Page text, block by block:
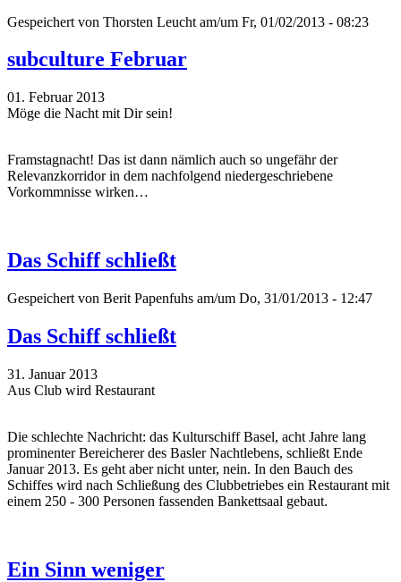
Gespeichert von Thorsten Leucht am/um Fr, 01/02/2013 - 08:23
subculture Februar
01. Februar 2013
Möge die Nacht mit Dir sein!
Framstagnacht! Das ist dann nämlich auch so ungefähr der
Relevanzkorridor in dem nachfolgend niedergeschriebene
Vorkommnisse wirken…
Das Schiff schließt
Gespeichert von Berit Papenfuhs am/um Do, 31/01/2013 - 12:47
Das Schiff schließt
31. Januar 2013
Aus Club wird Restaurant
Die schlechte Nachricht: das Kulturschiff Basel, acht Jahre lang
prominenter Bereicherer des Basler Nachtlebens, schließt Ende
Januar 2013. Es geht aber nicht unter, nein. In den Bauch des
Schiffes wird nach Schließung des Clubbetriebes ein Restaurant mit
einem 250 - 300 Personen fassenden Bankettsaal gebaut.
Ein Sinn weniger